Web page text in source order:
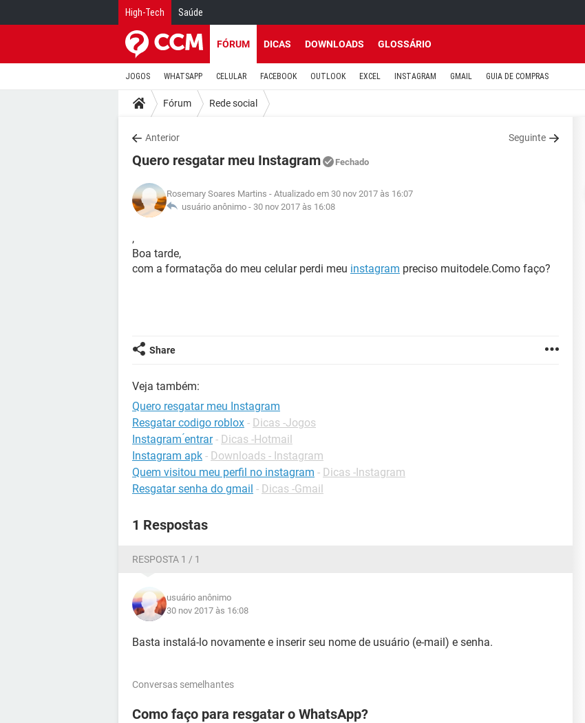
High-Tech Saúde
FÓRUM DICAS DOWNLOADS GLOSSÁRIO
JOGOS WHATSAPP CELULAR FACEBOOK OUTLOOK EXCEL INSTAGRAM GMAIL GUIA DE COMPRAS
Fórum Rede social
Anterior Seguinte
Quero resgatar meu Instagram Fechado
Rosemary Soares Martins - Atualizado em 30 nov 2017 às 16:07
usuário anônimo - 30 nov 2017 às 16:08
,
Boa tarde,
com a formataçõa do meu celular perdi meu instagram preciso muitodele.Como faço?
Share
Veja também:
Quero resgatar meu Instagram
Resgatar codigo roblox - Dicas -Jogos
Instagram ́entrar - Dicas -Hotmail
Instagram apk - Downloads - Instagram
Quem visitou meu perfil no instagram - Dicas -Instagram
Resgatar senha do gmail - Dicas -Gmail
1 Respostas
RESPOSTA 1 / 1
usuário anônimo
30 nov 2017 às 16:08
Basta instalá-lo novamente e inserir seu nome de usuário (e-mail) e senha.
Conversas semelhantes
Como faço para resgatar o WhatsApp?